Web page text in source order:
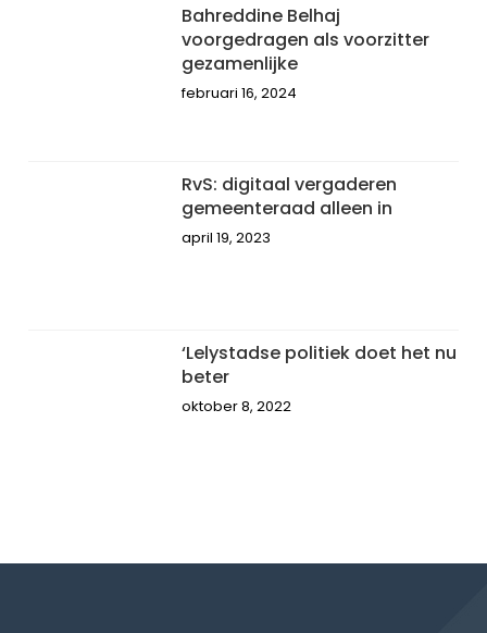
Bahreddine Belhaj
voorgedragen als voorzitter
gezamenlijke
februari 16, 2024
RvS: digitaal vergaderen
gemeenteraad alleen in
april 19, 2023
‘Lelystadse politiek doet het nu
beter
oktober 8, 2022